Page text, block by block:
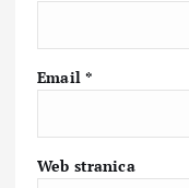
Email *
Web stranica